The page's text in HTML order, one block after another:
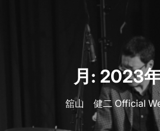
月: 2023
舘山 健二 Official